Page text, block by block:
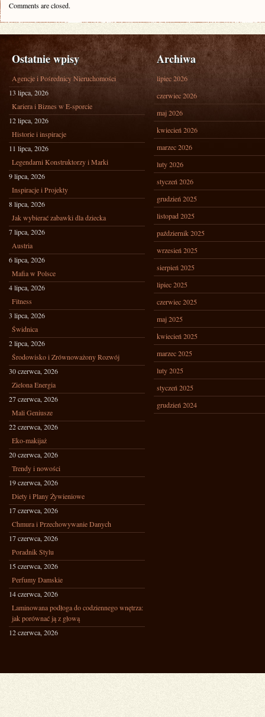
Comments are closed.
Ostatnie wpisy
Agencje i Pośrednicy Nieruchomości
13 lipca, 2026
Kariera i Biznes w E-sporcie
12 lipca, 2026
Historie i inspiracje
11 lipca, 2026
Legendarni Konstruktorzy i Marki
9 lipca, 2026
Inspiracje i Projekty
8 lipca, 2026
Jak wybierać zabawki dla dziecka
7 lipca, 2026
Austria
6 lipca, 2026
Mafia w Polsce
4 lipca, 2026
Fitness
3 lipca, 2026
Świdnica
2 lipca, 2026
Środowisko i Zrównoważony Rozwój
30 czerwca, 2026
Zielona Energia
27 czerwca, 2026
Mali Geniusze
22 czerwca, 2026
Eko-makijaż
20 czerwca, 2026
Trendy i nowości
19 czerwca, 2026
Diety i Plany Żywieniowe
17 czerwca, 2026
Chmura i Przechowywanie Danych
17 czerwca, 2026
Poradnik Stylu
15 czerwca, 2026
Perfumy Damskie
14 czerwca, 2026
Laminowana podłoga do codziennego wnętrza:
jak porównać ją z głową
12 czerwca, 2026
Archiwa
lipiec 2026
czerwiec 2026
maj 2026
kwiecień 2026
marzec 2026
luty 2026
styczeń 2026
grudzień 2025
listopad 2025
październik 2025
wrzesień 2025
sierpień 2025
lipiec 2025
czerwiec 2025
maj 2025
kwiecień 2025
marzec 2025
luty 2025
styczeń 2025
grudzień 2024